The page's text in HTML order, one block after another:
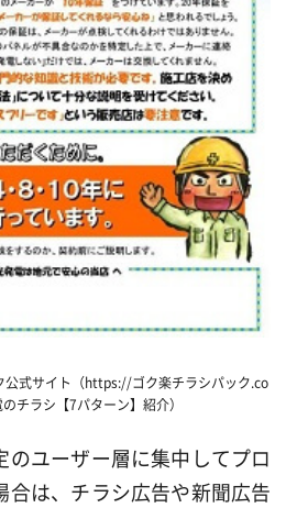
公式サイト（https://ゴク楽チラシパック.co
チラシ【7パターン】紹介）
のユーザー層に集中してプロ
合は、チラシ広告や新聞広告